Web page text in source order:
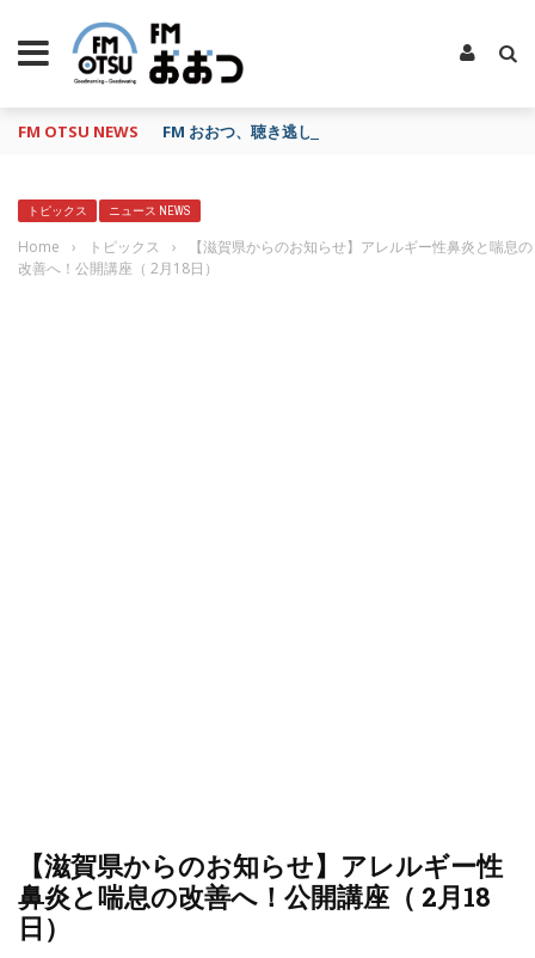
FM OTSU NEWS FM おおつ、聴き逃し番組配信サービス「shelfs」
トピックス ニュース NEWS
Home › トピックス ›
【滋賀県からのお知らせ】アレルギー性鼻炎と喘息の
改善へ！公開講座（ 2月18日）
【滋賀県からのお知らせ】アレルギー性
鼻炎と喘息の改善へ！公開講座（ 2月18
日）